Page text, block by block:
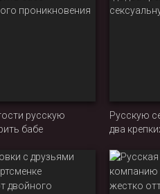
русскую
бабе
Русскую
два